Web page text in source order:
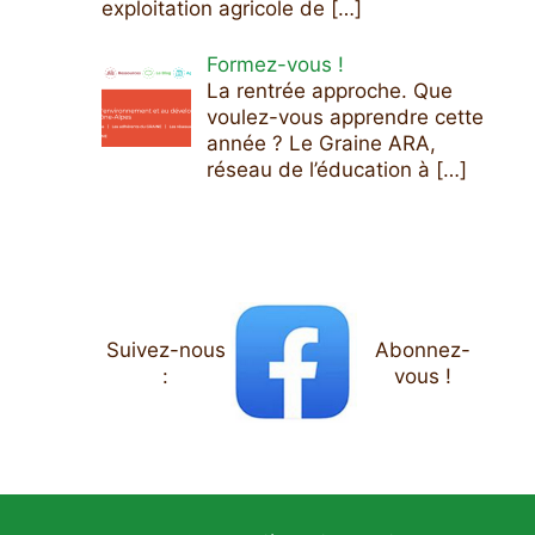
exploitation agricole de […]
Formez-vous !
La rentrée approche. Que
voulez-vous apprendre cette
année ? Le Graine ARA,
réseau de l’éducation à […]
Suivez-nous
:
Abonnez-
vous !